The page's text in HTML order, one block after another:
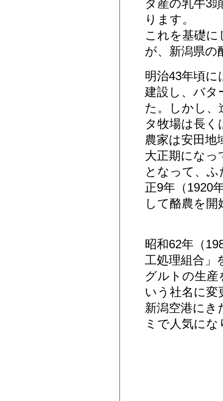
ダ産の乳牛3
ります。
これを基礎
が、新潟県の
明治43年頃
建設し、バタ
た。しかし、
タ牧場は長
農家は安田地
大正期になっ
となって、
正9年（1920
して酪農を
昭和62年（
工処理組合」
グルトの生
いう社名に変
新潟空港に
ミで人気に